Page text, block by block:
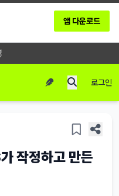
앱 다운로드
로그인
작정하고 만든